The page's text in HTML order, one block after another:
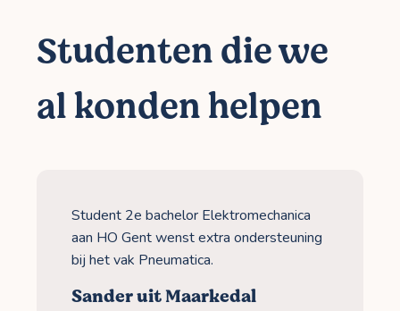
Studenten die we
al konden helpen
Student 2e bachelor Elektromechanica
aan HO Gent wenst extra ondersteuning
bij het vak Pneumatica.
Sander uit Maarkedal